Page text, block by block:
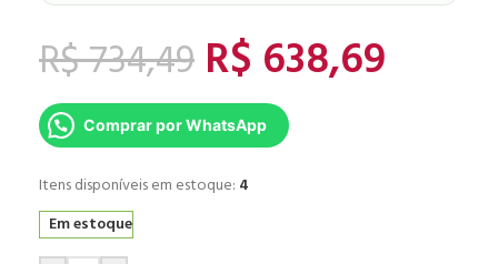
R$734,49 R$ 638,69
Comprar por WhatsApp
Itens disponíveis em estoque: 4
Em estoque